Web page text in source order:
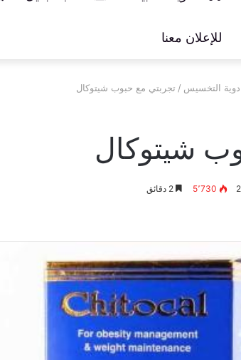
للإعلان معنا
التخسيس / تجربتي مع حبوب شيتوكال
شيتوكال
5٬730